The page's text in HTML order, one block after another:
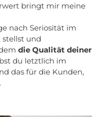
bringt mir meine
nach Seriosität im
und
die Qualität deiner
du letztlich im
das für die Kunden,